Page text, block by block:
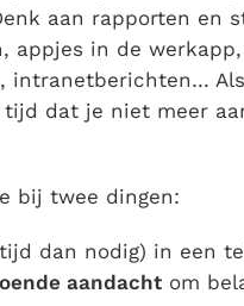
aan rapporten en
appjes in de
intranetberichten…
dat je niet meer
bij twee dingen:
dan nodig) in een
aandacht om